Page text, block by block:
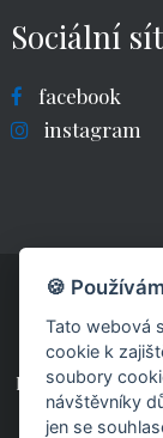
Sociální
facebook
instagram
powered by fast-
🍪
Tato webová
cookie k
soubory
návštěvníky
jen se